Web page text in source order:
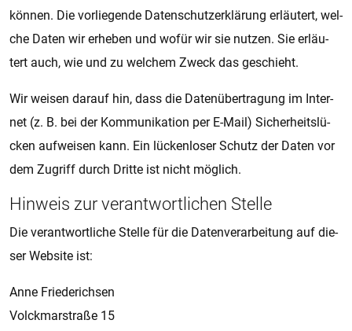
kön­nen. Die vor­lie­gen­de Da­ten­schut­z­er­klä­rung er­läu­tert, wel­
che Daten wir er­he­ben und wofür wir sie nut­zen. Sie er­läu­
tert auch, wie und zu wel­chem Zweck das ge­schieht.
Wir wei­sen dar­auf hin, dass die Da­ten­über­tra­gung im In­ter­
net (z. B. bei der Kom­mu­ni­ka­ti­on per E-Mail) Si­cher­heits­lü­
cken auf­wei­sen kann. Ein lü­cken­lo­ser Schutz der Daten vor
dem Zu­griff durch Drit­te ist nicht mög­lich.
Hin­weis zur ver­ant­wort­li­chen Stel­le
Die ver­ant­wort­li­che Stel­le für die Da­ten­ver­a­r­bei­tung auf die­
ser Web­si­te ist:
Anne Frie­de­rich­sen
Volck­mar­stra­ße 15